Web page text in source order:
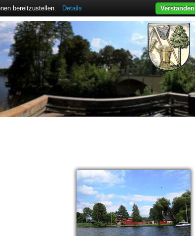
bereitzustellen. Details Verstanden